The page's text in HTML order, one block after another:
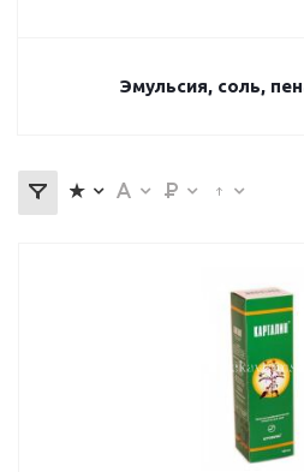
Эмульсия, соль,